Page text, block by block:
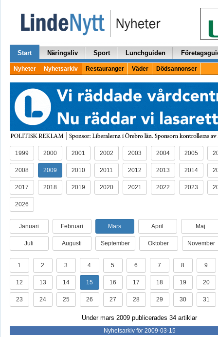
Start Näringsliv Sport Lunchguiden
Nyheter Nyhetsarkiv Restauranger Väder Dödsannonser
1999 2000 2001 2002 2003 2004 2005
2008 2009 2010 2011 2012 2013 2014
2017 2018 2019 2020 2021 2022 2023
2026
Januari Februari Mars April Maj
Juli Augusti September Oktober November
1 2 3 4 5 6 7 8 9
12 13 14 15 16 17 18 19 20
23 24 25 26 27 28 29 30 31
Under mars 2009 publicerades 34 artiklar
Nyhetsarkiv för 2009-03-15